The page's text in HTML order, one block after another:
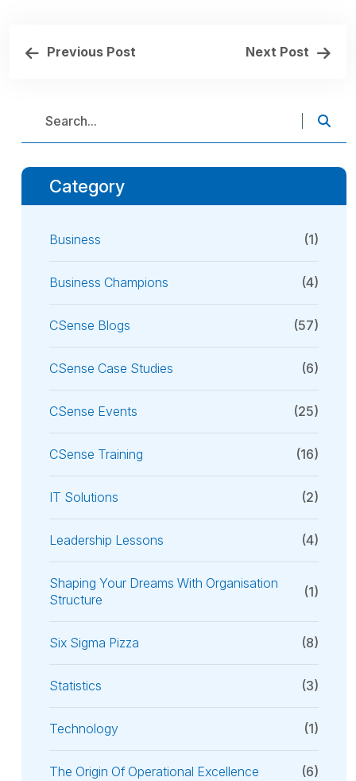
Previous Post Next Post
Category
Business (1)
Business Champions (4)
CSense Blogs (57)
CSense Case Studies (6)
CSense Events (25)
CSense Training (16)
IT Solutions (2)
Leadership Lessons (4)
Shaping Your Dreams With Organisation
Structure
(1)
Six Sigma Pizza (8)
Statistics (3)
Technology (1)
The Origin Of Operational Excellence (6)